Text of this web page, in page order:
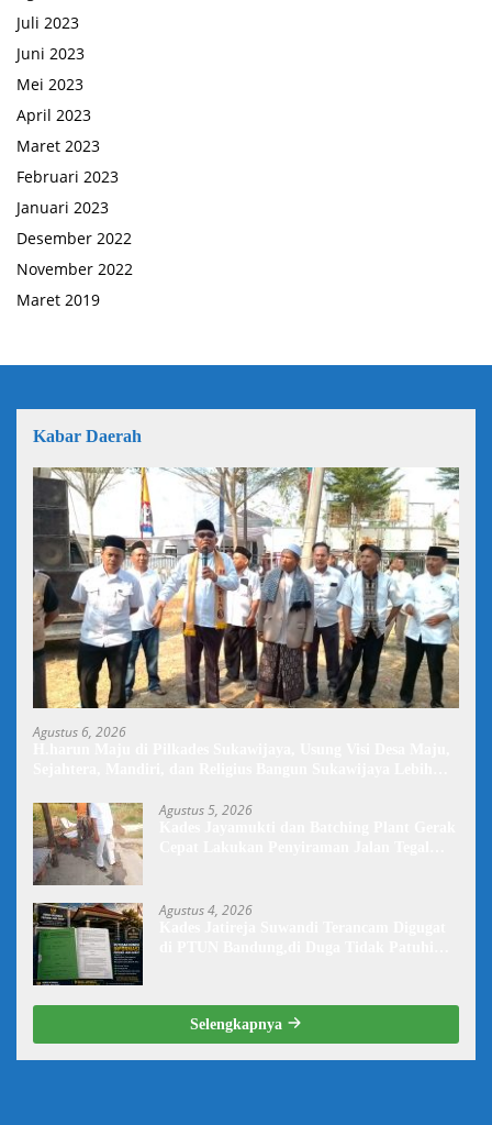
Juli 2023
Juni 2023
Mei 2023
April 2023
Maret 2023
Februari 2023
Januari 2023
Desember 2022
November 2022
Maret 2019
Kabar Daerah
Agustus 6, 2026
Agustus 5, 2026
Agustus 4, 2026
Selengkapnya